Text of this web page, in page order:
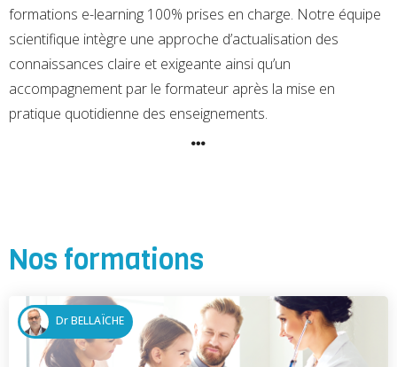
formations e-learning 100% prises en charge. Notre équipe
scientifique intègre une approche d’actualisation des
connaissances claire et exigeante ainsi qu’un
accompagnement par le formateur après la mise en
pratique quotidienne des enseignements.
Nos formations
Dr BELLAÏCHE